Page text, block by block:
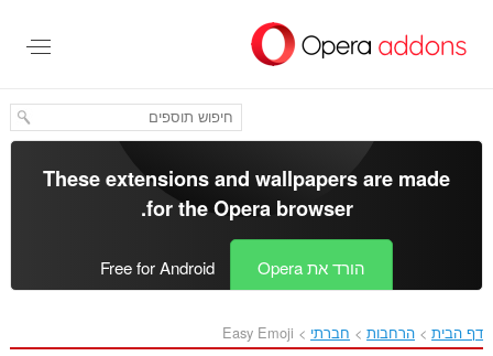
העיקרי
These extensions and wallpapers are made
for theOpera browser
.
הורד את Opera Free for Android
דף הבית הרחבות חברתי Easy Emoji‎